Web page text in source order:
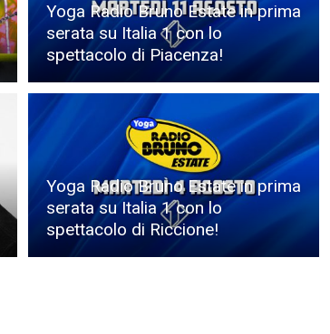
Yoga Radio Bruno Estate in prima
serata su Italia 1 con lo
spettacolo di Piacenza!
Yoga Radio Bruno Estate in prima
serata su Italia 1 con lo
spettacolo di Riccione!